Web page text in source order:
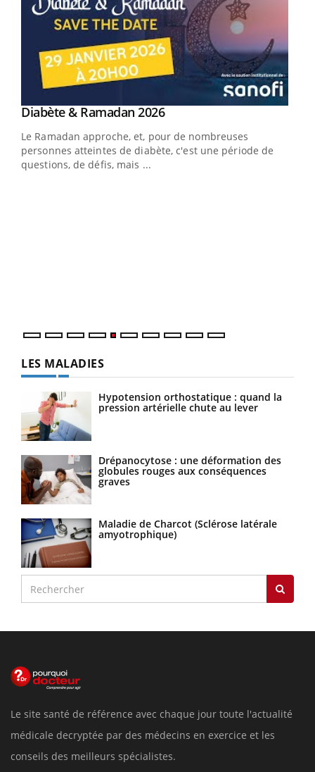
Youtube
Diabète & Ramadan 2026Youtube
Le Ramadan approche, et, pour de nombreuses
personnes atteintes de diabète, c'est une période de
questions, de défis, mais ...
LES MALADIES
Hypotension orthostatique : quand la
pression artérielle chute au lever
Drépanocytose : une déformation des
globules rouges aux conséquences
graves
Maladie de Charcot (Sclérose latérale
amyotrophique)
Le site santé de référence avec chaque jour toute l'actualité
médicale decryptée par des médecins en exercice et les
conseils des meilleurs spécialistes.